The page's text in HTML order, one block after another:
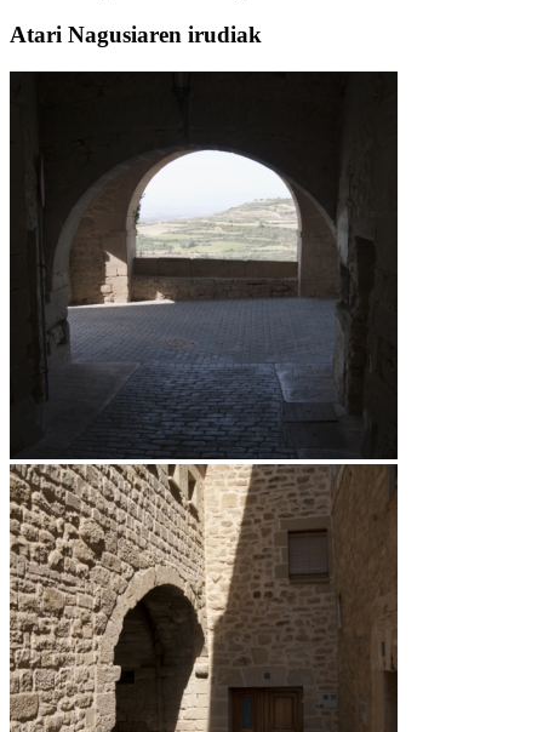
Atari Nagusiaren irudiak